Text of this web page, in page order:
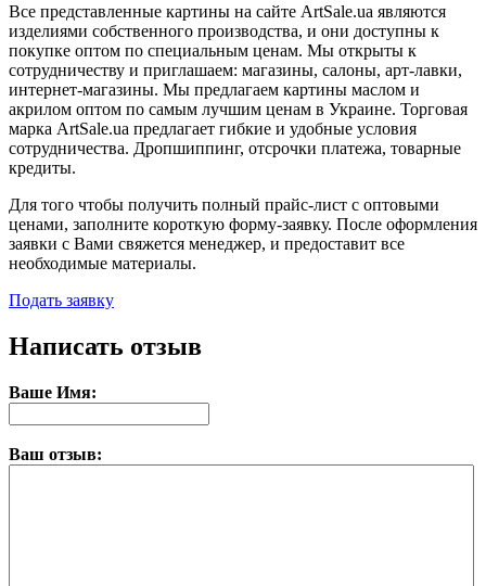
Все представленные картины на сайте ArtSale.ua являются
изделиями собственного производства, и они доступны к
покупке оптом по специальным ценам. Мы открыты к
сотрудничеству и приглашаем: магазины, салоны, арт-лавки,
интернет-магазины. Мы предлагаем картины маслом и
акрилом оптом по самым лучшим ценам в Украине. Торговая
марка ArtSale.ua предлагает гибкие и удобные условия
сотрудничества. Дропшиппинг, отсрочки платежа, товарные
кредиты.
Для того чтобы получить полный прайс-лист с оптовыми
ценами, заполните короткую форму-заявку. После оформления
заявки с Вами свяжется менеджер, и предоставит все
необходимые материалы.
Подать заявку
Написать отзыв
Ваше Имя:
Ваш отзыв: